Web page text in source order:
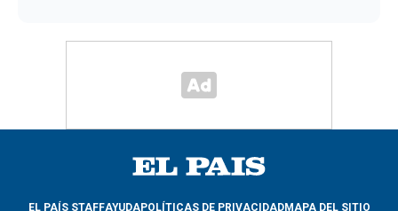
EL PAÍS STAFFAYUDAPOLÍTICAS DE PRIVACIDADMAPA DEL SITIO